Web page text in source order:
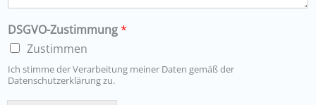
DSGVO-Zustimmung*
Zustimmen
Ich stimme der Verarbeitung meiner Daten gemäß der
Datenschutzerklärung zu.